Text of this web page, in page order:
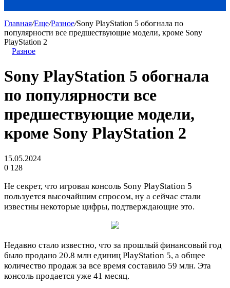
Главная/Еще/Разное/Sony PlayStation 5 обогнала по
популярности все предшествующие модели, кроме Sony
PlayStation 2
Разное
Sony PlayStation 5 обогнала
по популярности все
предшествующие модели,
кроме Sony PlayStation 2
15.05.2024
0 128
Не секрет, что игровая консоль Sony PlayStation 5
пользуется высочайшим спросом, ну а сейчас стали
известны некоторые цифры, подтверждающие это.
Недавно стало известно, что за прошлый финансовый год
было продано 20.8 млн единиц PlayStation 5, а общее
количество продаж за все время составило 59 млн. Эта
консоль продается уже 41 месяц.